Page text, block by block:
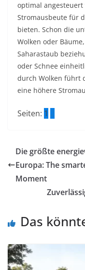
optimal
Stromausbeute für
bieten. Schon die
Wolken oder
Saharastaub
oder Schnee
durch Wolken führt
eine höhere
Seiten: 1 2
Die größte
Europa: The
Moment
Das